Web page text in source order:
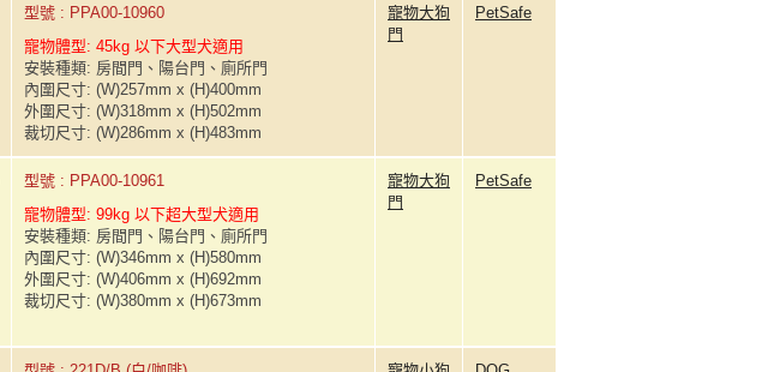
型號 : PPA00-10960
寵物體型: 45kg 以下大型犬適用
安裝種類: 房間門、陽台門、廁所門
內圍尺寸: (W)257mm x (H)400mm
外圍尺寸: (W)318mm x (H)502mm
裁切尺寸: (W)286mm x (H)483mm
寵物大狗
門
PetSafe
型號 : PPA00-10961
寵物體型: 99kg 以下超大型犬適用
安裝種類: 房間門、陽台門、廁所門
內圍尺寸: (W)346mm x (H)580mm
外圍尺寸: (W)406mm x (H)692mm
裁切尺寸: (W)380mm x (H)673mm
寵物大狗
門
PetSafe